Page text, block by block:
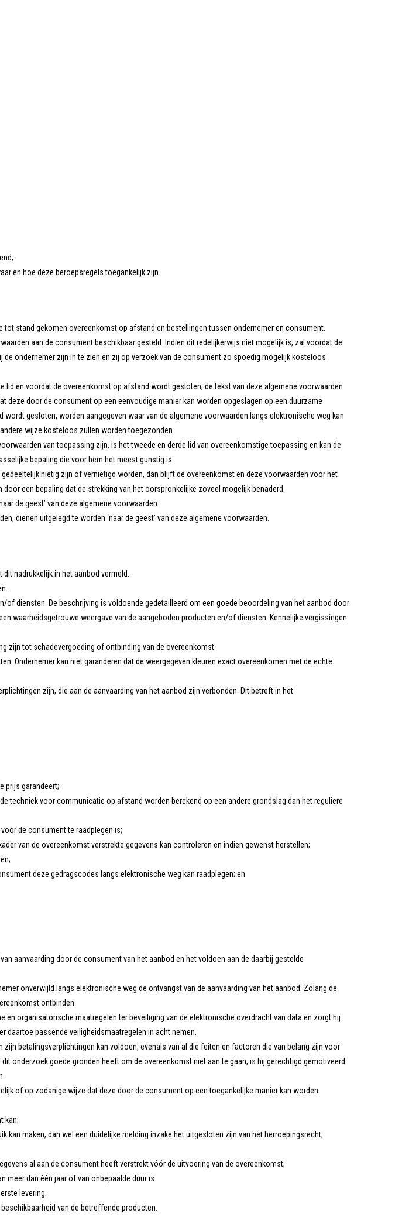
en hoe deze beroepsregels toegankelijk zijn.
stand gekomen overeenkomst op afstand en bestellingen tussen ondernemer en consument.
aan de consument beschikbaar gesteld. Indien dit redelijkerwijs niet mogelijk is, zal voordat de
ondernemer zijn in te zien en zij op verzoek van de consument zo spoedig mogelijk kosteloos
en voordat de overeenkomst op afstand wordt gesloten, de tekst van deze algemene voorwaarden
door de consument op een eenvoudige manier kan worden opgeslagen op een duurzame
gesloten, worden aangegeven waar van de algemene voorwaarden langs elektronische weg kan
wijze kosteloos zullen worden toegezonden.
van toepassing zijn, is het tweede en derde lid van overeenkomstige toepassing en kan de
bepaling die voor hem het meest gunstig is.
nietig zijn of vernietigd worden, dan blijft de overeenkomst en deze voorwaarden voor het
een bepaling dat de strekking van het oorspronkelijke zoveel mogelijk benaderd.
de geest’ van deze algemene voorwaarden.
dienen uitgelegd te worden ‘naar de geest’ van deze algemene voorwaarden.
nadrukkelijk in het aanbod vermeld.
diensten. De beschrijving is voldoende gedetailleerd om een goede beoordeling van het aanbod door
waarheidsgetrouwe weergave van de aangeboden producten en/of diensten. Kennelijke vergissingen
zijn tot schadevergoeding of ontbinding van de overeenkomst.
Ondernemer kan niet garanderen dat de weergegeven kleuren exact overeenkomen met de echte
zijn, die aan de aanvaarding van het aanbod zijn verbonden. Dit betreft in het
prijs garandeert;
techniek voor communicatie op afstand worden berekend op een andere grondslag dan het reguliere
de consument te raadplegen is;
van de overeenkomst verstrekte gegevens kan controleren en indien gewenst herstellen;
deze gedragscodes langs elektronische weg kan raadplegen; en
aanvaarding door de consument van het aanbod en het voldoen aan de daarbij gestelde
onverwijld langs elektronische weg de ontvangst van de aanvaarding van het aanbod. Zolang de
ontbinden.
organisatorische maatregelen ter beveiliging van de elektronische overdracht van data en zorgt hij
daartoe passende veiligheidsmaatregelen in acht nemen.
betalingsverplichtingen kan voldoen, evenals van al die feiten en factoren die van belang zijn voor
onderzoek goede gronden heeft om de overeenkomst niet aan te gaan, is hij gerechtigd gemotiveerd
of op zodanige wijze dat deze door de consument op een toegankelijke manier kan worden
kan;
maken, dan wel een duidelijke melding inzake het uitgesloten zijn van het herroepingsrecht;
al aan de consument heeft verstrekt vóór de uitvoering van de overeenkomst;
meer dan één jaar of van onbepaalde duur is.
levering.
van de betreffende producten.